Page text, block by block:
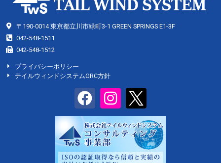
〒190-0014 東京都立川市緑町3-1 GREEN SPRINGS E1-3F
042-548-1511
042-548-1512
プライバシーポリシー
テイルウィンドシステムGRC方針